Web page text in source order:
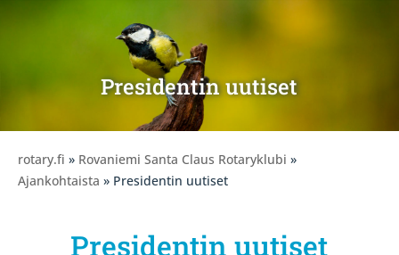
Presidentin uutiset
rotary.fi » Rovaniemi Santa Claus Rotaryklubi »
Ajankohtaista » Presidentin uutiset
Presidentin uutiset